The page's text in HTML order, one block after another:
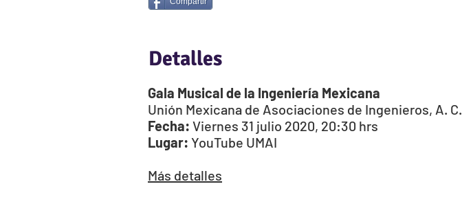
Detalles
Gala Musical de la Ingeniería Mexicana
Unión Mexicana de Asociaciones de Ingenieros, A. C.
Fecha: Viernes 31 julio 2020, 20:30 hrs
Lugar: YouTube UMAI
Más detalles